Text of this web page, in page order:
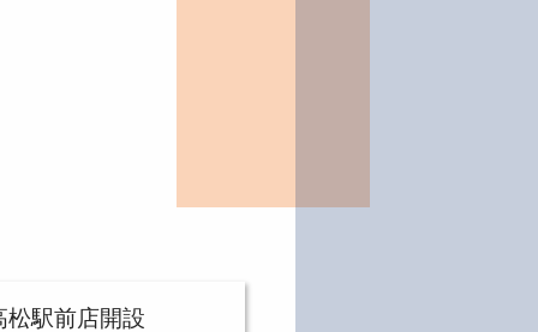
松駅前店開設